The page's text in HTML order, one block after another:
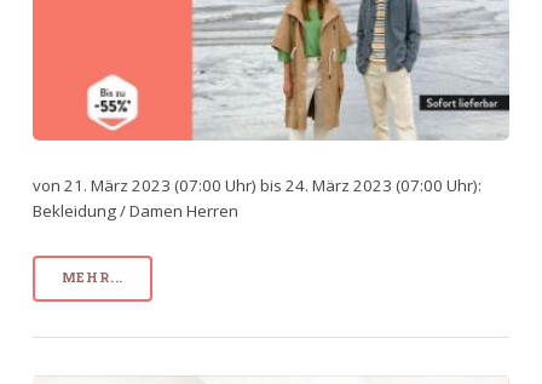
von 21. März 2023 (07:00 Uhr) bis 24. März 2023 (07:00 Uhr):
Bekleidung / Damen Herren
MEHR...